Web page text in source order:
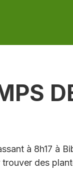
à 8h17 à
des